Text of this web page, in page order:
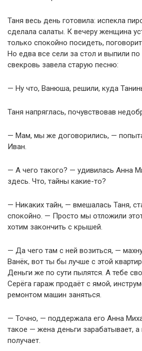
Таня весь день готовила: испекла
сделала салаты. К вечеру женщина
только спокойно посидеть,
Но едва все сели за стол и выпили
свекровь завела старую песню:
— Ну что, Ванюша, решили, куда
Таня напряглась, почувствовав
— Мам, мы же договорились, —
Иван.
— А чего такого? — удивилась Анна
здесь. Что, тайны какие-то?
— Никаких тайн, — вмешалась Таня,
спокойно. — Просто мы отложили
хотим закончить с крышей.
— Да чего там с ней возиться, —
Ванёк, вот ты бы лучше с этой
Деньги же по сути пылятся. А тебе
Серёга гараж продаёт с ямой,
ремонтом машин заняться.
— Точно, — поддержала его Анна
такое — жена деньги зарабатывает,
получает.